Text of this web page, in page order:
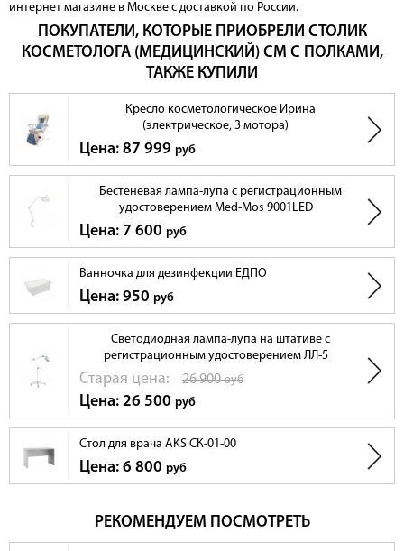
интернет магазине в Москве с доставкой по России.
ПОКУПАТЕЛИ, КОТОРЫЕ ПРИОБРЕЛИ СТОЛИК
КОСМЕТОЛОГА (МЕДИЦИНСКИЙ) СМ С ПОЛКАМИ,
ТАКЖЕ КУПИЛИ
Кресло косметологическое Ирина
(электрическое, 3 мотора)
Цена: 87 999 руб
Бестеневая лампа-лупа с регистрационным
удостоверением Med-Mos 9001LED
Цена: 7 600 руб
Ванночка для дезинфекции ЕДПО
Цена: 950 руб
Светодиодная лампа-лупа на штативе с
регистрационным удостоверением ЛЛ-5
Cтарая цена: 26 900руб
Цена: 26 500 руб
Стол для врача AKS СК-01-00
Цена: 6 800 руб
РЕКОМЕНДУЕМ ПОСМОТРЕТЬ